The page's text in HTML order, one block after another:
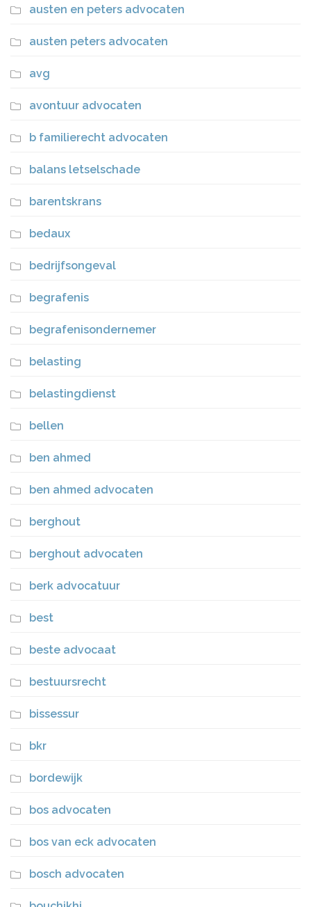
austen en peters advocaten
austen peters advocaten
avg
avontuur advocaten
b familierecht advocaten
balans letselschade
barentskrans
bedaux
bedrijfsongeval
begrafenis
begrafenisondernemer
belasting
belastingdienst
bellen
ben ahmed
ben ahmed advocaten
berghout
berghout advocaten
berk advocatuur
best
beste advocaat
bestuursrecht
bissessur
bkr
bordewijk
bos advocaten
bos van eck advocaten
bosch advocaten